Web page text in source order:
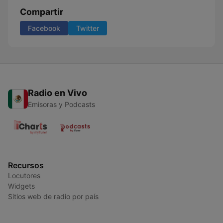
Compartir
Facebook Twitter
Radio en Vivo
Emisoras y Podcasts
Recursos
Locutores
Widgets
Sitios web de radio por país